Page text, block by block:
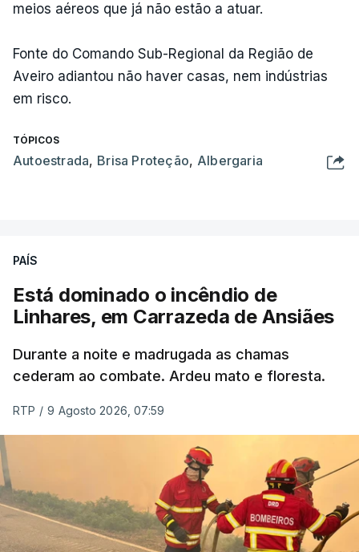
meios aéreos que já não estão a atuar.
Fonte do Comando Sub-Regional da Região de
Aveiro adiantou não haver casas, nem indústrias
em risco.
TÓPICOS
Autoestrada, Brisa Proteção, Albergaria
PAÍS
Está dominado o incêndio de
Linhares, em Carrazeda de Ansiães
Durante a noite e madrugada as chamas
cederam ao combate. Ardeu mato e floresta.
RTP / 9 Agosto 2026, 07:59